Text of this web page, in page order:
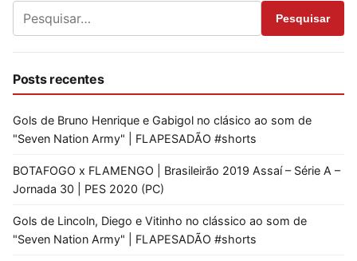
Pesquisar
Posts recentes
Gols de Bruno Henrique e Gabigol no clásico ao som de
"Seven Nation Army" | FLAPESADÃO #shorts
BOTAFOGO x FLAMENGO | Brasileirão 2019 Assaí – Série A –
Jornada 30 | PES 2020 (PC)
Gols de Lincoln, Diego e Vitinho no clássico ao som de
"Seven Nation Army" | FLAPESADÃO #shorts